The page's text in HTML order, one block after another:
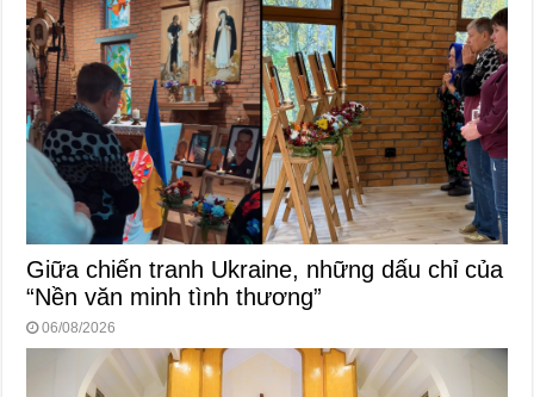
Giữa chiến tranh Ukraine, những dấu chỉ của
“Nền văn minh tình thương”
06/08/2026